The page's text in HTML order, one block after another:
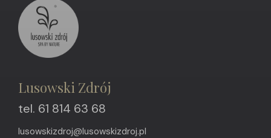
Lusowski Zdrój
tel. 61 814 63 68
lusowskizdroj@lusowskizdroj.pl